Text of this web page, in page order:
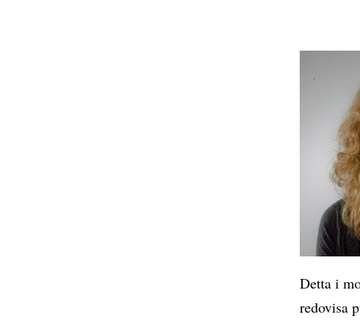
Detta i
redovisa